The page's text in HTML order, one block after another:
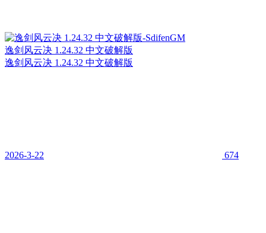
逸剑风云决 1.24.32 中文破解版
逸剑风云决 1.24.32 中文破解版
2026-3-22 674